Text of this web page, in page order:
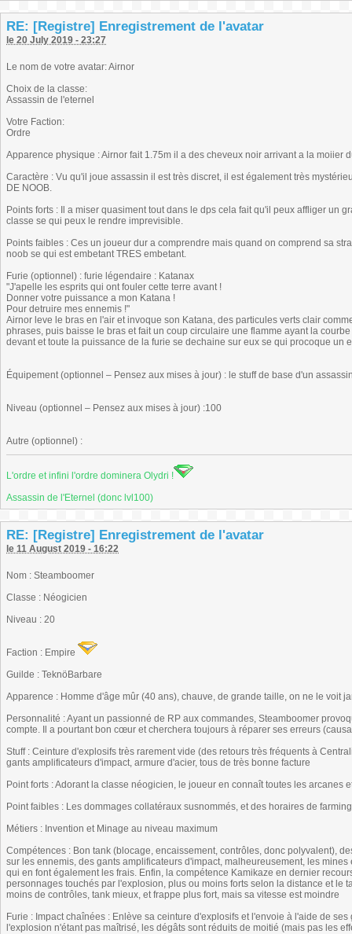
RE: [Registre] Enregistrement de l'avatar
le 20 July 2019 - 23:27
Le nom de votre avatar: Airnor
Choix de la classe:
Assassin de l'eternel
Votre Faction:
Ordre
Apparence physique : Airnor fait 1.75m il a des cheveux noir arrivant a la moiier
Caractère : Vu qu'il joue assassin il est très discret, il est également très
DE NOOB.
Points forts : Il a miser quasiment tout dans le dps cela fait qu'il peux affliger un
classe se qui peux le rendre imprevisible.
Points faibles : Ces un joueur dur a comprendre mais quand on comprend sa
noob se qui est embetant TRES embetant.
Furie (optionnel) : furie légendaire : Katanax
"J'apelle les esprits qui ont fouler cette terre avant !
Donner votre puissance a mon Katana !
Pour detruire mes ennemis !"
Airnor leve le bras en l'air et invoque son Katana, des particules verts clair
phrases, puis baisse le bras et fait un coup circulaire une flamme ayant la
devant et toute la puissance de la furie se dechaine sur eux se qui procoque un
Équipement (optionnel – Pensez aux mises à jour) : le stuff de base d'un
Niveau (optionnel – Pensez aux mises à jour) :100
Autre (optionnel) :
L'ordre et infini l'ordre dominera Olydri !
Assassin de l'Eternel (donc lvl100)
RE: [Registre] Enregistrement de l'avatar
le 11 August 2019 - 16:22
Nom : Steamboomer
Classe : Néogicien
Niveau : 20
Faction : Empire
Guilde : TeknöBarbare
Apparence : Homme d'âge mûr (40 ans), chauve, de grande taille, on ne le voit
Personnalité : Ayant un passionné de RP aux commandes, Steamboomer
compte. Il a pourtant bon cœur et cherchera toujours à réparer ses erreurs
Stuff : Ceinture d'explosifs très rarement vide (des retours très fréquents à
gants amplificateurs d'impact, armure d'acier, tous de très bonne facture
Point forts : Adorant la classe néogicien, le joueur en connaît toutes les arcanes
Point faibles : Les dommages collatéraux susnommés, et des horaires de
Métiers : Invention et Minage au niveau maximum
Compétences : Bon tank (blocage, encaissement, contrôles, donc polyvalent),
sur les ennemis, des gants amplificateurs d'impact, malheureusement, les
qui en font également les frais. Enfin, la compétence Kamikaze en dernier
personnages touchés par l'explosion, plus ou moins forts selon la distance et le
moins de contrôles, tank mieux, et frappe plus fort, mais sa vitesse est moindre
Furie : Impact chaînées : Enlève sa ceinture d'explosifs et l'envoie à l'aide de
l'explosion n'étant pas maîtrisé, les dégâts sont réduits de moitié (mais pas les